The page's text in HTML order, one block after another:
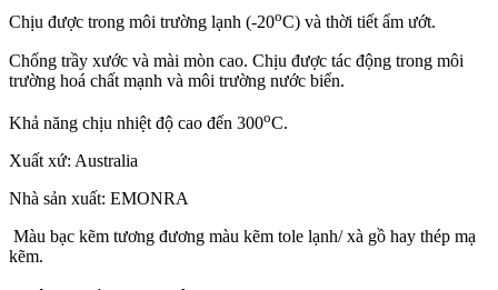
Chịu được trong môi trường lạnh (-20oC) và thời tiết ẩm ướt.
Chống trầy xước và mài mòn cao. Chịu được tác động trong môi
trường hoá chất mạnh và môi trường nước biển.
Khả năng chịu nhiệt độ cao đến 300oC.
Xuất xứ: Australia
Nhà sản xuất: EMONRA
Màu bạc kẽm tương đương màu kẽm tole lạnh/ xà gồ hay thép mạ
kẽm.